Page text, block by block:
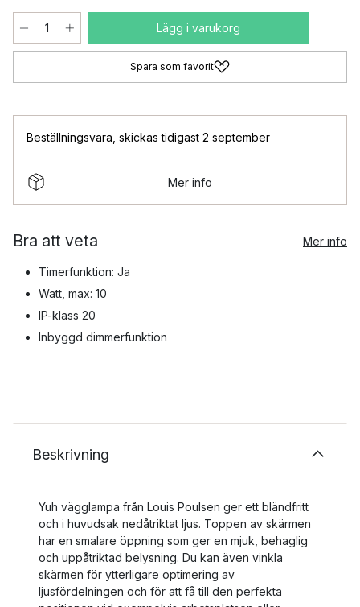
Lägg i varukorg
Spara som favorit
Beställningsvara skickas tidigast 2 september
Mer info
Bra att veta Mer info
Timerfunktion: Ja
Watt, max: 10
IP-klass 20
Inbyggd dimmerfunktion
Beskrivning
Yuh vägglampa från Louis Poulsen ger ett bländfritt
och i huvudsak nedåtriktat ljus. Toppen av skärmen
har en smalare öppning som ger en mjuk, behaglig
och uppåtriktad belysning. Du kan även vinkla
skärmen för ytterligare optimering av
ljusfördelningen och för att få till den perfekta